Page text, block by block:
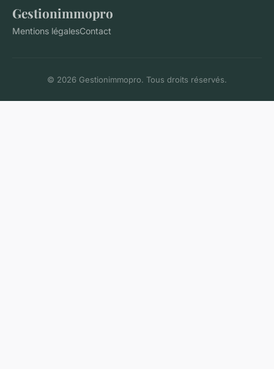
Gestionimmopro
Mentions légalesContact
© 2026 Gestionimmopro. Tous droits réservés.